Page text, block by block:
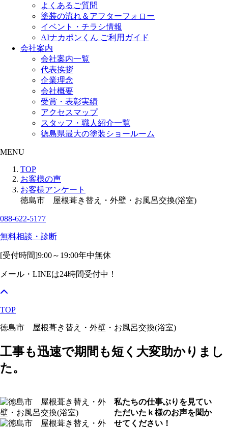
よくあるご質問
塗装の流れ＆アフターフォロー
イベント・チラシ情報
AIナカポンくん ご利用ガイド
会社案内
会社案内一覧
代表挨拶
企業理念
会社概要
受賞・表彰実績
アクセスマップ
スタッフ・職人紹介一覧
徳島県最大の塗装ショールーム
MENU
TOP
お客様の声
お客様アンケート
徳島市 屋根葺き替え・外壁・お風呂交換(浴室)
088-622-5177
無料相談・診断
[受付時間]9:00～19:00年中無休
メール・LINEは24時間受付中！
TOP
徳島市 屋根葺き替え・外壁・お風呂交換(浴室)
工事も迅速で期間も短く大変助かりまし
た。
私たちの仕事ぶりを見てい
ただいたｋ様のお声を聞か
せてください！